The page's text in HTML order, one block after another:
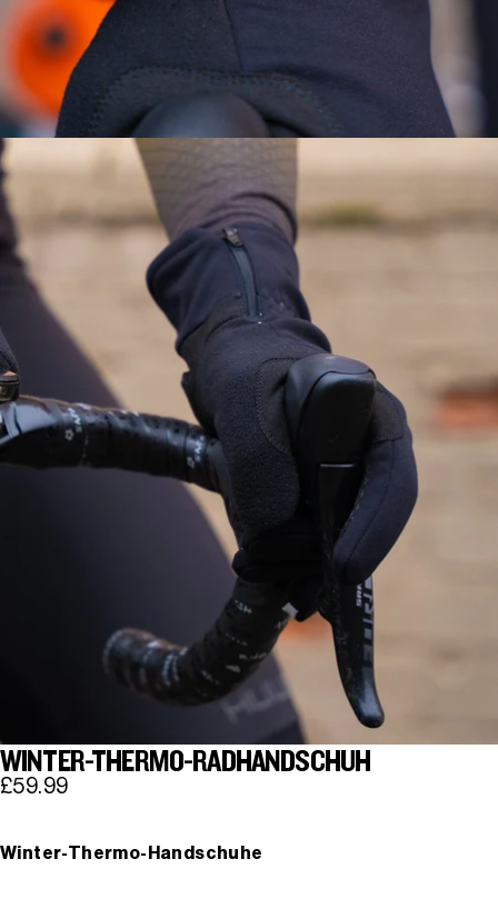
WINTER-THERMO-RADHANDSCHUH
£59.99
Winter-Thermo-Handschuhe